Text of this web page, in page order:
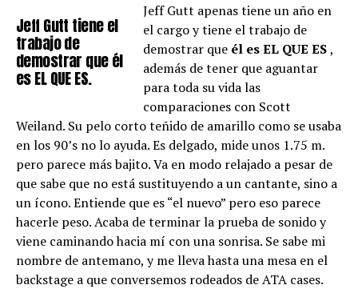
Jeff Gutt tiene el
trabajo de
demostrar que él
es EL QUE ES.
Jeff Gutt apenas tiene un año en
el cargo y tiene el trabajo de
demostrar que él es EL QUE ES,
además de tener que aguantar
para toda su vida las
comparaciones con Scott
Weiland. Su pelo corto teñido de amarillo como se usaba
en los 90’s no lo ayuda. Es delgado, mide unos 1.75 m.
pero parece más bajito. Va en modo relajado a pesar de
que sabe que no está sustituyendo a un cantante, sino a
un ícono. Entiende que es “el nuevo” pero eso parece
hacerle peso. Acaba de terminar la prueba de sonido y
viene caminando hacia mí con una sonrisa. Se sabe mi
nombre de antemano, y me lleva hasta una mesa en el
backstage a que conversemos rodeados de ATA cases.